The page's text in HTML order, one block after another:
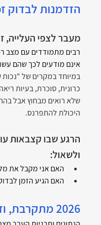
הזדמנות לבדוק
מעבר לצפי העלייה,
רבים מתמודדים עם מצב
אינם מודעים לכך שהם
במיוחד במקרים של
כרונית, סוכרת, בעיות
שלא רואים מבחוץ אבל
היכולת להתפרנס.
הרגע שבו קצבאות
ולשאול:
האם אני מקבל את
האם הגיע הזמן
2026 מתקרבת, וזה הזמן להיות מוכנים